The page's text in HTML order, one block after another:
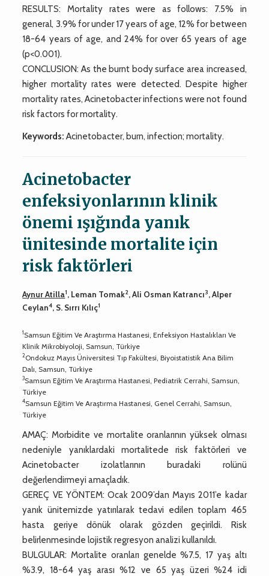
RESULTS: Mortality rates were as follows: 7.5% in
general, 3.9% for under 17 years of age, 12% for between
18-64 years of age, and 24% for over 65 years of age
(p<0.001).
CONCLUSION: As the burnt body surface area increased,
higher mortality rates were detected. Despite higher
mortality rates, Acinetobacter infections were not found
risk factors for mortality.
Keywords: Acinetobacter, burn, infection; mortality.
Acinetobacter
enfeksiyonlarının klinik
önemi ışığında yanık
ünitesinde mortalite için
risk faktörleri
Aynur Atilla1, Leman Tomak2, Ali Osman Katrancı3, Alper
Ceylan4, S. Sırrı Kılıç1
1Samsun Eğitim Ve Araştırma Hastanesi, Enfeksiyon Hastalıkları Ve
Klinik Mikrobiyoloji, Samsun, Türkiye
2Ondokuz Mayıs Üniversitesi Tıp Fakültesi, Biyoistatistik Ana Bilim
Dalı, Samsun, Türkiye
3Samsun Eğitim Ve Araştırma Hastanesi, Pediatrik Cerrahi, Samsun,
Türkiye
4Samsun Eğitim Ve Araştırma Hastanesi, Genel Cerrahi, Samsun,
Türkiye
AMAÇ: Morbidite ve mortalite oranlarının yüksek olması
nedeniyle yanıklardaki mortalitede risk faktörleri ve
Acinetobacter izolatlarının buradaki rolünü
değerlendirmeyi amaçladık.
GEREÇ VE YÖNTEM: Ocak 2009’dan Mayıs 2011’e kadar
yanık ünitemizde yatırılarak tedavi edilen toplam 465
hasta geriye dönük olarak gözden geçirildi. Risk
belirlenmesinde lojistik regresyon analizi kullanıldı.
BULGULAR: Mortalite oranları genelde %7.5, 17 yaş altı
%3.9, 18-64 yaş arası %12 ve 65 yaş üzeri %24 idi